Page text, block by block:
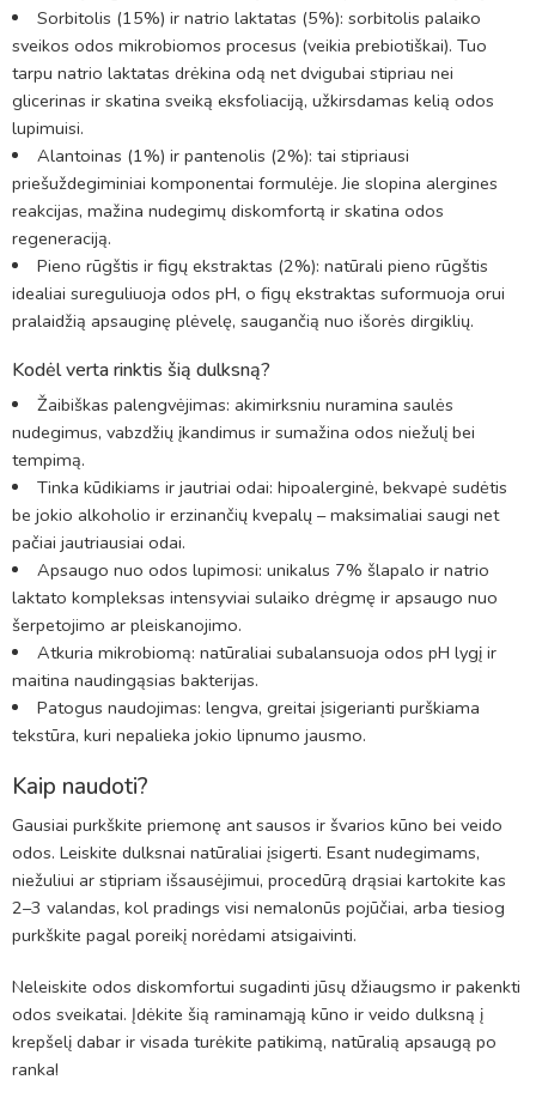
Sorbitolis (15%) ir natrio laktatas (5%): sorbitolis palaiko
sveikos odos mikrobiomos procesus (veikia prebiotiškai). Tuo
tarpu natrio laktatas drėkina odą net dvigubai stipriau nei
glicerinas ir skatina sveiką eksfoliaciją, užkirsdamas kelią odos
lupimuisi.
Alantoinas (1%) ir pantenolis (2%): tai stipriausi
priešuždegiminiai komponentai formulėje. Jie slopina alergines
reakcijas, mažina nudegimų diskomfortą ir skatina odos
regeneraciją.
Pieno rūgštis ir figų ekstraktas (2%): natūrali pieno rūgštis
idealiai sureguliuoja odos pH, o figų ekstraktas suformuoja orui
pralaidžią apsauginę plėvelę, saugančią nuo išorės dirgiklių.
Kodėl verta rinktis šią dulksną?
Žaibiškas palengvėjimas: akimirksniu nuramina saulės
nudegimus, vabzdžių įkandimus ir sumažina odos niežulį bei
tempimą.
Tinka kūdikiams ir jautriai odai: hipoalerginė, bekvapė sudėtis
be jokio alkoholio ir erzinančių kvepalų – maksimaliai saugi net
pačiai jautriausiai odai.
Apsaugo nuo odos lupimosi: unikalus 7% šlapalo ir natrio
laktato kompleksas intensyviai sulaiko drėgmę ir apsaugo nuo
šerpetojimo ar pleiskanojimo.
Atkuria mikrobiomą: natūraliai subalansuoja odos pH lygį ir
maitina naudingąsias bakterijas.
Patogus naudojimas: lengva, greitai įsigerianti purškiama
tekstūra, kuri nepalieka jokio lipnumo jausmo.
Kaip naudoti?
Gausiai purkškite priemonę ant sausos ir švarios kūno bei veido
odos. Leiskite dulksnai natūraliai įsigerti. Esant nudegimams,
niežuliui ar stipriam išsausėjimui, procedūrą drąsiai kartokite kas
2–3 valandas, kol pradings visi nemalonūs pojūčiai, arba tiesiog
purkškite pagal poreikį norėdami atsigaivinti.
Neleiskite odos diskomfortui sugadinti jūsų džiaugsmo ir pakenkti
odos sveikatai. Įdėkite šią raminamąją kūno ir veido dulksną į
krepšelį dabar ir visada turėkite patikimą, natūralią apsaugą po
ranka!